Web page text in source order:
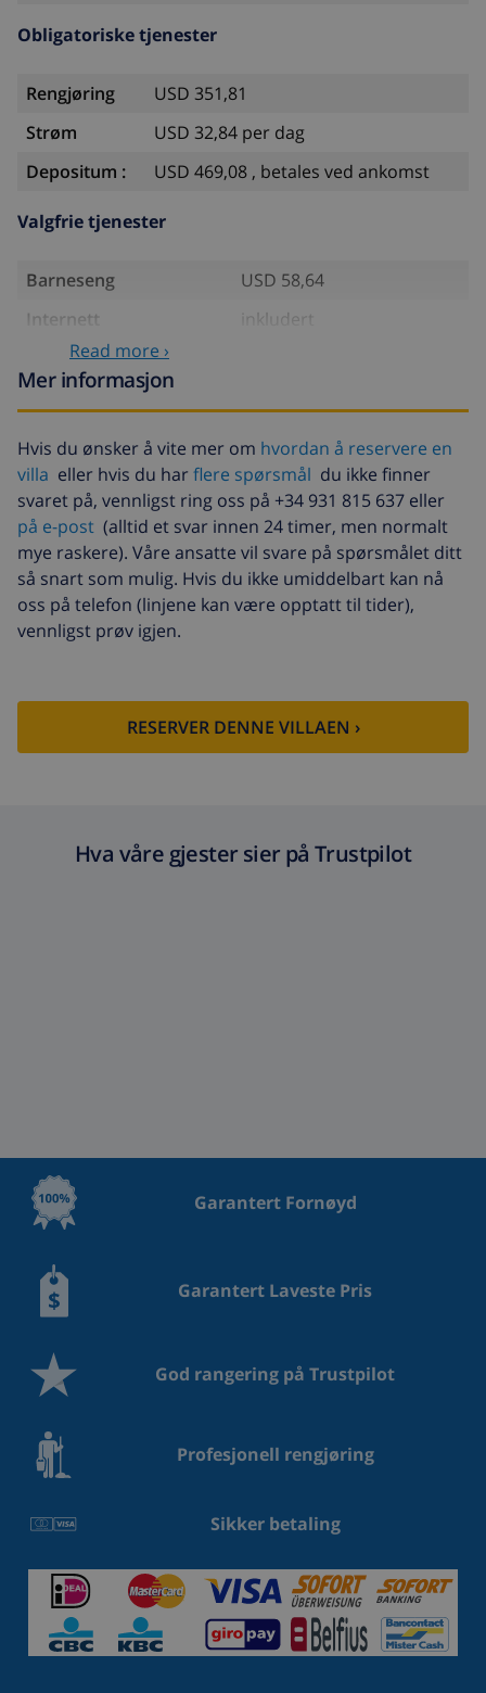
Obligatoriske tjenester
Rengjøring
USD 351,81
Strøm
USD 32,84 per dag
Depositum :
USD 469,08 , betales ved ankomst
Valgfrie tjenester
Barneseng
USD 58,64
Internett
inkludert
Ekstra sengetøy
Ekstra håndklæder
Sen utsjekking
USD 113,75
Ekstra rengjøring
basert på energiforbruk
(USD 52,77/HOUR)
Avbestillingsdepositum:
4.80% av totalbeløp
Read more ›
Mer informasjon
Hvis du ønsker å vite mer om hvordan å reservere en
villa eller hvis du har flere spørsmål du ikke finner
svaret på, vennligst ring oss på +34 931 815 637 eller
på e-post (alltid et svar innen 24 timer, men normalt
mye raskere). Våre ansatte vil svare på spørsmålet ditt
så snart som mulig. Hvis du ikke umiddelbart kan nå
oss på telefon (linjene kan være opptatt til tider),
vennligst prøv igjen.
RESERVER DENNE VILLAEN ›
Hva våre gjester sier på Trustpilot
Garantert Fornøyd
Garantert Laveste Pris
God rangering på Trustpilot
Profesjonell rengjøring
Sikker betaling